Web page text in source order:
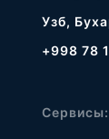
Узб,
+998 78
Сервисы: